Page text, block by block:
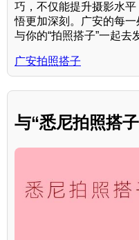
巧，不仅能提升摄影水
悟更加深刻。广安的每
与你的“拍照搭子”一起去
广安拍照搭子
与“悉尼拍照搭